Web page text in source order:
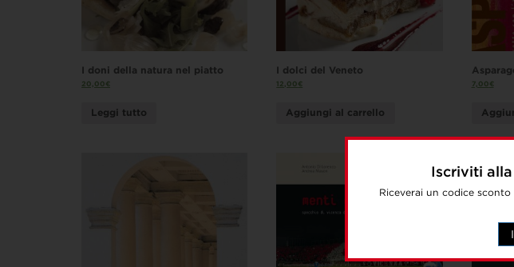
Iscriviti
Riceverai un codice
I doni della natura nel piatto
20,00€
Leggi tutto
I dolci del Veneto
12,00€
Aggiungi al carrello
7,00€